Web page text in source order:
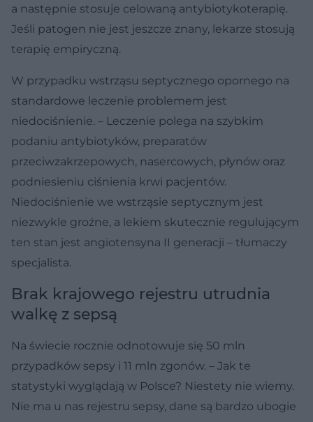
a następnie stosuje celowaną antybiotykoterapię.
Jeśli patogen nie jest jeszcze znany, lekarze stosują
terapię empiryczną.
W przypadku wstrząsu septycznego opornego na
standardowe leczenie problemem jest
niedociśnienie. – Leczenie polega na szybkim
podaniu antybiotyków, preparatów
przeciwzakrzepowych, nasercowych, płynów oraz
podniesieniu ciśnienia krwi pacjentów.
Niedociśnienie we wstrząsie septycznym jest
niezwykle groźne, a lekiem skutecznie regulującym
ten stan jest angiotensyna II generacji – tłumaczy
specjalista.
Brak krajowego rejestru utrudnia
walkę z sepsą
Na świecie rocznie odnotowuje się 50 mln
przypadków sepsy i 11 mln zgonów. – Jak te
statystyki wyglądają w Polsce? Niestety nie wiemy.
Nie ma u nas rejestru sepsy, dane są bardzo ubogie